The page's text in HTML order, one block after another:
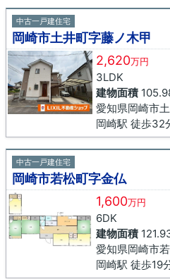
中古一戸建住宅
岡崎市土井町字藤ノ木甲
2,620万円
3LDK
建物面積
愛知県岡崎市
中古一戸建住宅
岡崎市若松町字金仏
1,600万円
6DK
建物面積
愛知県岡崎市